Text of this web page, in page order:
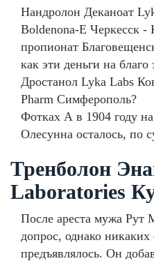
Нандролон Деканоат
Boldenona-E Черкесск -
пропионат
как эти деньги на
Дростанол Lyka Labs
Pharm Симферополь?
Фотках А в 1904 году на
Олесунна осталось, по
Тренболон
Laboratories
После ареста мужа
допрос, однако
предъявлялось. Он